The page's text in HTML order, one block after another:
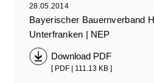
28.05.2014
Bayerischer Bauernverband
Unterfranken
NEP
Download PDF
[ PDF | 111.13 KB ]